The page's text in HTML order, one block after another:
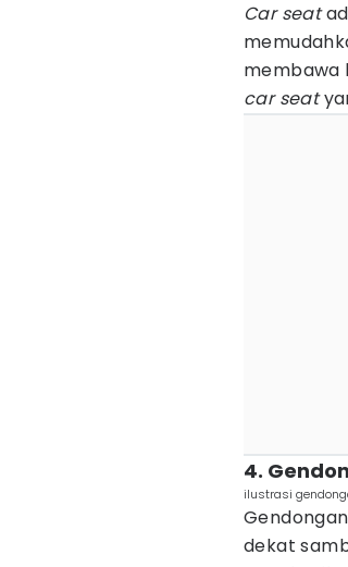
Car seat
membawa
car seat
4.
ilustrasi
dekat